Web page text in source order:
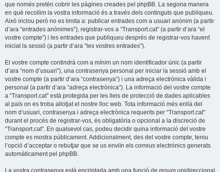
que només pretén cobrir les pàgines creades pel phpBB. La segona manera
en què recollim la vostra informació és a través dels continguts que publiqueu.
Això inclou però no es limita a: publicar entrades com a usuari anònim (a partir
d’ara “entrades anònimes”), registrar-vos a “Transport.cat” (a partir d’ara “el
vostre compte”) i les entrades que publiqueu després de registrar-vos havent
iniciat la sessió (a partir d’ara “les vostres entrades”).
El vostre compte contindrà com a mínim un nom identificador únic (a partir
d’ara “nom d’usuari”), una contrasenya personal per iniciar la sessió amb el
vostre compte (a partir d’ara “contrasenya”) i una adreça electrònica vàlida i
personal (a partir d’ara “adreça electrònica”). La informació del vostre compte
a “Transport.cat” està protegida per les lleis de protecció de dades aplicables
al país on es troba allotjat el nostre lloc web. Tota informació més enllà del
nom d’usuari, contrasenya i adreça electrònica requerits per “Transport.cat”
durant el procés de registrar-vos, és obligatòria o opcional a la discreció de
“Transport.cat”. En qualsevol cas, podeu decidir quina informació del vostre
compte es mostra públicament. Addicionalment, des del vostre compte, teniu
l’opció d’acceptar o rebutjar que se us enviïn els correus electrònics generats
automàticament pel phpBB.
La vostra contrasenya està encriptada amb una funció de resum unidireccional